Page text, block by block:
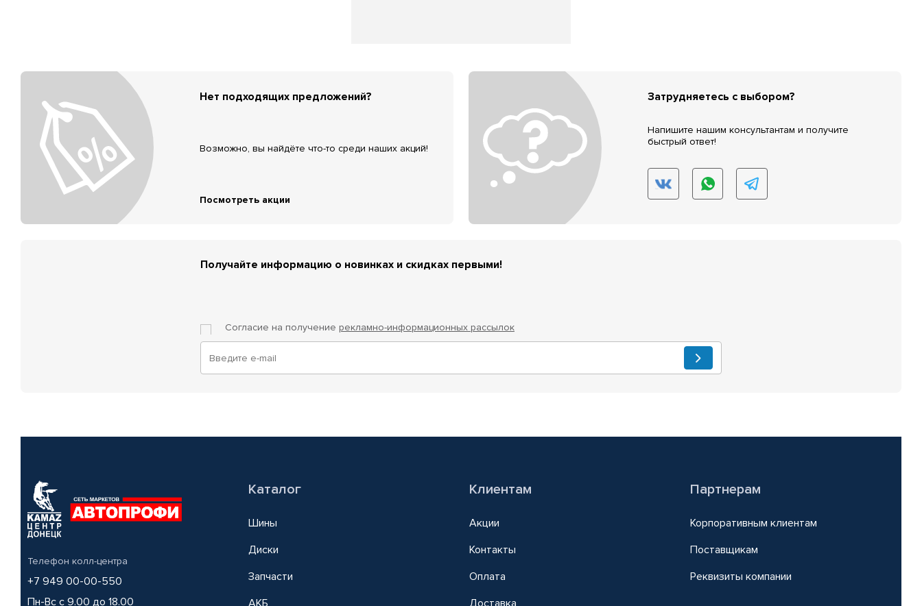
Нет подходящих предложений?
Возможно, вы найдёте что-то среди наших акций!
Посмотреть акции
Затрудняетесь с выбором?
Напишите нашим консультантам и получите
быстрый ответ!
Получайте информацию о новинках и скидках первыми!
Согласие на получение рекламно-информационных рассылок
Телефон колл-центра
+7 949 00-00-550
Пн-Вс с 9.00 до 18.00
Каталог
Шины
Диски
Запчасти
АКБ
Клиентам
Акции
Контакты
Оплата
Доставка
Партнерам
Корпоративным клиентам
Поставщикам
Реквизиты компании